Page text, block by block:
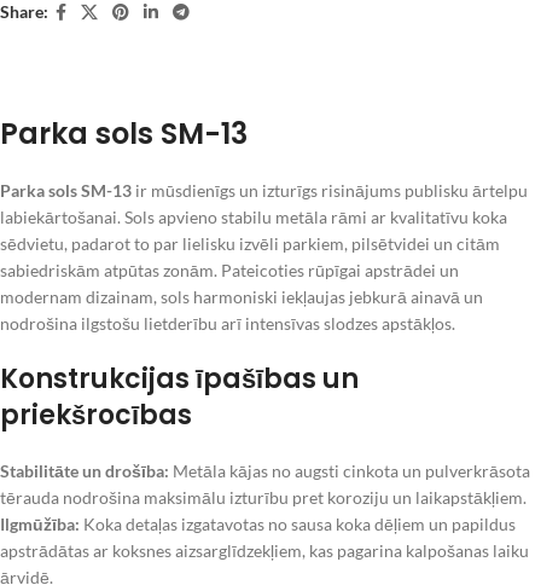
Share:
Parka sols SM-13
Parka sols SM-13 ir mūsdienīgs un izturīgs risinājums publisku ārtelpu
labiekārtošanai. Sols apvieno stabilu metāla rāmi ar kvalitatīvu koka
sēdvietu, padarot to par lielisku izvēli parkiem, pilsētvidei un citām
sabiedriskām atpūtas zonām. Pateicoties rūpīgai apstrādei un
modernam dizainam, sols harmoniski iekļaujas jebkurā ainavā un
nodrošina ilgstošu lietderību arī intensīvas slodzes apstākļos.
Konstrukcijas īpašības un
priekšrocības
Stabilitāte un drošība: Metāla kājas no augsti cinkota un pulverkrāsota
tērauda nodrošina maksimālu izturību pret koroziju un laikapstākļiem.
Ilgmūžība: Koka detaļas izgatavotas no sausa koka dēļiem un papildus
apstrādātas ar koksnes aizsarglīdzekļiem, kas pagarina kalpošanas laiku
ārvidē.